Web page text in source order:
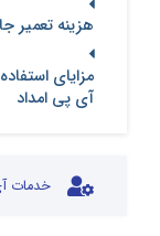
هزینه تعمیر
مزایای
آی پی امداد
خدمات